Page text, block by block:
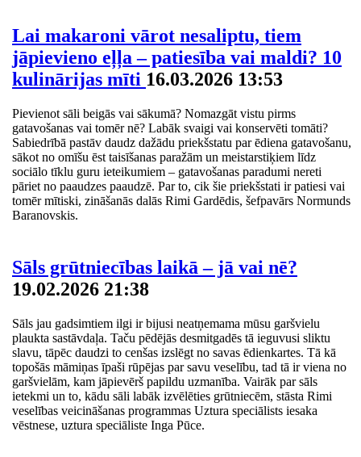
Lai makaroni vārot nesaliptu, tiem
jāpievieno eļļa – patiesība vai maldi? 10
kulinārijas mīti 16.03.2026 13:53
Pievienot sāli beigās vai sākumā? Nomazgāt vistu pirms
gatavošanas vai tomēr nē? Labāk svaigi vai konservēti tomāti?
Sabiedrībā pastāv daudz dažādu priekšstatu par ēdiena gatavošanu,
sākot no omīšu ēst taisīšanas paražām un meistarstiķiem līdz
sociālo tīklu guru ieteikumiem – gatavošanas paradumi nereti
pāriet no paaudzes paaudzē. Par to, cik šie priekšstati ir patiesi vai
tomēr mītiski, zināšanās dalās Rimi Gardēdis, šefpavārs Normunds
Baranovskis.
Sāls grūtniecības laikā – jā vai nē?
19.02.2026 21:38
Sāls jau gadsimtiem ilgi ir bijusi neatņemama mūsu garšvielu
plaukta sastāvdaļa. Taču pēdējās desmitgadēs tā ieguvusi sliktu
slavu, tāpēc daudzi to cenšas izslēgt no savas ēdienkartes. Tā kā
topošās māmiņas īpaši rūpējas par savu veselību, tad tā ir viena no
garšvielām, kam jāpievērš papildu uzmanība. Vairāk par sāls
ietekmi un to, kādu sāli labāk izvēlēties grūtniecēm, stāsta Rimi
veselības veicināšanas programmas Uztura speciālists iesaka
vēstnese, uztura speciāliste Inga Pūce.